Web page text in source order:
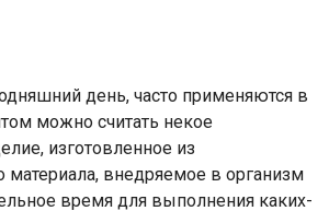
день, часто применяются в
можно считать некое
изготовленное из
материала, внедряемое в организм
время для выполнения каких-
кнопку "Отправить" вы
на обработку